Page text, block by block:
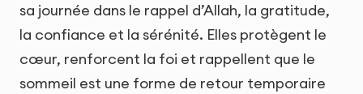
sa journée dans le rappel d’Allah, la gratitude,
la confiance et la sérénité. Elles protègent le
cœur, renforcent la foi et rappellent que le
sommeil est une forme de retour temporaire